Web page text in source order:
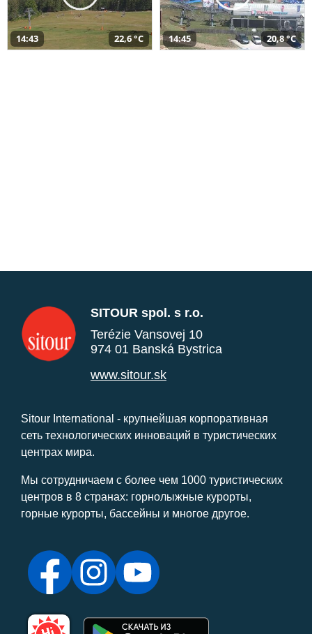
14:43 22,6 °C 14:45 20,8 °C
SITOUR spol. s r.o.
Terézie Vansovej 10
974 01 Banská Bystrica
www.sitour.sk
Sitour International - крупнейшая корпоративная
сеть технологических инноваций в туристических
центрах мира.
Мы сотрудничаем с более чем 1000 туристических
центров в 8 странах: горнолыжные курорты,
горные курорты, бассейны и многое другое.